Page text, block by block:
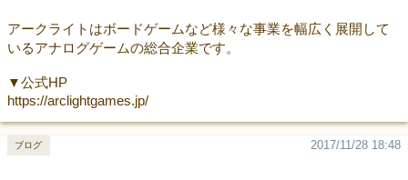
アークライトはボードゲームなど様々な事業を幅広く展開して
いるアナログゲームの総合企業です。
▼公式HP
https://arclightgames.jp/
2017/11/28 18:48
ブログ